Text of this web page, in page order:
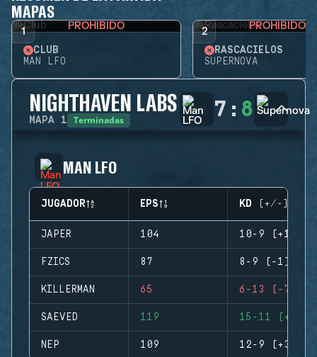
MAPAS
1 PROHIBIDO
CLUB
MAN LFO
2 PROHIBIDO
RASCACIELOS
SUPERNOVA
NIGHTHAVEN LABS
MAPA 1 Terminadas 7 : 8
MAN LFO
JUGADOR EPS KD (+/-)
JAPER 104 10-9 (+1)
FZICS 87 8-9 (-1)
KILLERMAN 65 6-13 (-7)
SAEVED 119 15-11 (+4)
NEP 109 12-9 (+3)